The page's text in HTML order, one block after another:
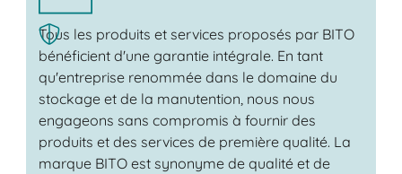
Tous les produits et services proposés par BITO
bénéficient d'une garantie intégrale. En tant
qu'entreprise renommée dans le domaine du
stockage et de la manutention, nous nous
engageons sans compromis à fournir des
produits et des services de première qualité. La
marque BITO est synonyme de qualité et de